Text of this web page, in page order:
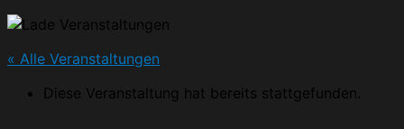
« Alle Veranstaltungen
Diese Veranstaltung hat bereits stattgefunden.